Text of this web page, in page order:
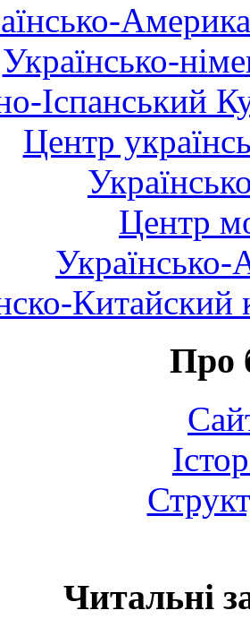
Українсько-
Іспанський
Центр
Центр
Українсько-
Китайский
Про
Читальні